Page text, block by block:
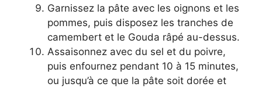
Garnissez la pâte avec les oignons et les
pommes, puis disposez les tranches de
camembert et le Gouda râpé au-dessus.
Assaisonnez avec du sel et du poivre,
puis enfournez pendant 10 à 15 minutes,
ou jusqu’à ce que la pâte soit dorée et